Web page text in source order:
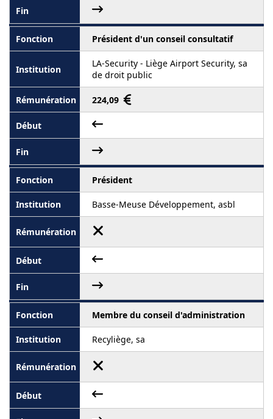
Président d'un conseil consultatif
LA-Security - Liège Airport Security, sa
de droit public
224,09
Président
Basse-Meuse Développement, asbl
Membre du conseil d'administration
Recyliège, sa